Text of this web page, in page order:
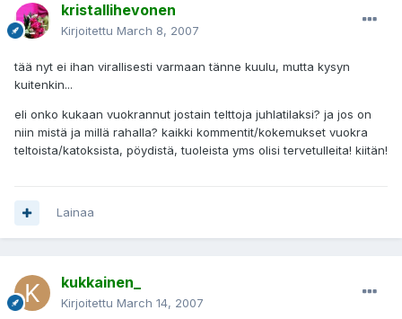
kristallihevonen
Kirjoitettu March 8, 2007
tää nyt ei ihan virallisesti varmaan tänne kuulu, mutta kysyn
kuitenkin...
eli onko kukaan vuokrannut jostain telttoja juhlatilaksi? ja jos on
niin mistä ja millä rahalla? kaikki kommentit/kokemukset vuokra
teltoista/katoksista, pöydistä, tuoleista yms olisi tervetulleita! kiitän!
Lainaa
kukkainen_
Kirjoitettu March 14, 2007